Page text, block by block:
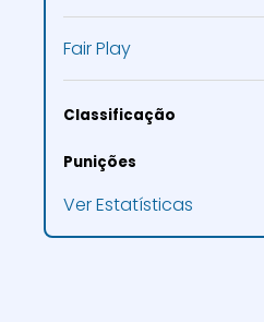
Fair Play
Classificação
Punições
Ver Estatísticas